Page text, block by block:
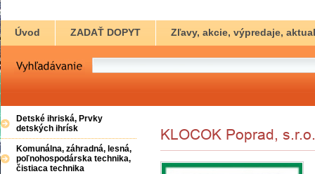
Úvod ZADAŤ DOPYT Zľavy, akcie, výpredaje,
Detské ihriská, Prvky
detských ihrísk
Komunálna, záhradná, lesná,
poľnohospodárska technika,
čistiaca technika